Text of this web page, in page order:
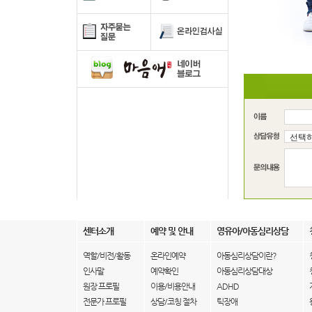
센터소개 예약 및 안내 영유아/아동심리상담
역할/비전/활동
인사말
원장 프로필
전문가 프로필
온라인예약
예약확인
이용/비용안내
상담/코칭 절차
아동심리상담이란?
아동심리상담대상
ADHD
틱장애